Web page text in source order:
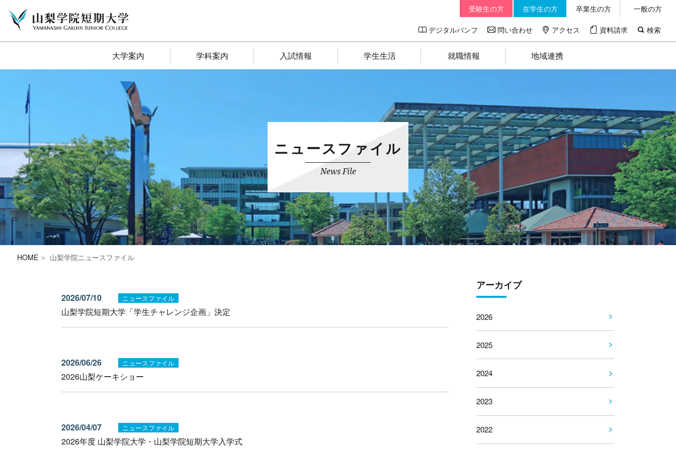
受験生の方 在学生の方 卒業生の方 一般の方
デジタルパンフ 問い合わせ アクセス 資料請求 検索
大学案内 学科案内 入試情報 学生生活 就職情報 地域連携
ニュースファイル
News File
HOME 山梨学院ニュースファイル
2026/07/10 ニュースファイル
山梨学院短期大学「学生チャレンジ企画」決定
2026/06/26 ニュースファイル
2026山梨ケーキショー
2026/04/07 ニュースファイル
2026年度 山梨学院大学・山梨学院短期大学入学式
アーカイブ
2026
2025
2024
2023
2022